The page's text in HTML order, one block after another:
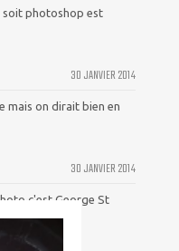
soit photoshop est
30 JANVIER 2014
mais on dirait bien en
30 JANVIER 2014
c'est George St